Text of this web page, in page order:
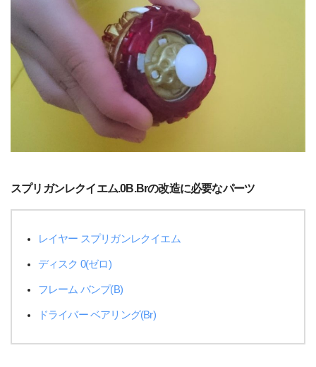
スプリガンレクイエム.0B.Brの改造に必要なパーツ
レイヤー スプリガンレクイエム
ディスク 0(ゼロ)
フレーム バンプ(B)
ドライバー ベアリング(Br)